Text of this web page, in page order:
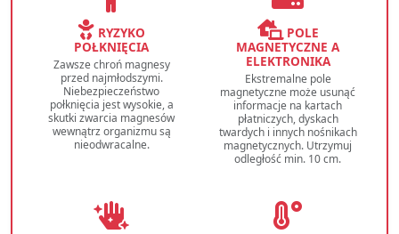
RYZYKO
POŁKNIĘCIA
Zawsze chroń magnesy
przed najmłodszymi.
Niebezpieczeństwo
połknięcia jest wysokie, a
skutki zwarcia magnesów
wewnątrz organizmu są
nieodwracalne.
POLE
MAGNETYCZNE A
ELEKTRONIKA
Ekstremalne pole
magnetyczne może usunąć
informacje na kartach
płatniczych, dyskach
twardych i innych nośnikach
magnetycznych. Utrzymuj
odległość min. 10 cm.